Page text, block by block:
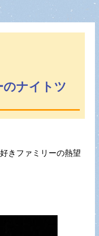
ナイトツ
きファミリーの熱望